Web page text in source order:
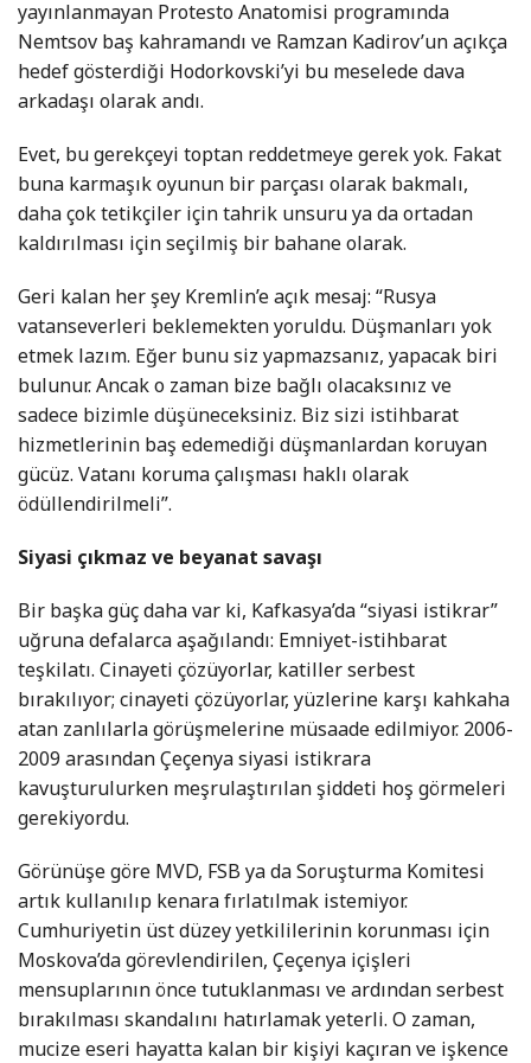
yayınlanmayan Protesto Anatomisi programında
Nemtsov baş kahramandı ve Ramzan Kadirov’un açıkça
hedef gösterdiği Hodorkovski’yi bu meselede dava
arkadaşı olarak andı.
Evet, bu gerekçeyi toptan reddetmeye gerek yok. Fakat
buna karmaşık oyunun bir parçası olarak bakmalı,
daha çok tetikçiler için tahrik unsuru ya da ortadan
kaldırılması için seçilmiş bir bahane olarak.
Geri kalan her şey Kremlin’e açık mesaj: “Rusya
vatanseverleri beklemekten yoruldu. Düşmanları yok
etmek lazım. Eğer bunu siz yapmazsanız, yapacak biri
bulunur. Ancak o zaman bize bağlı olacaksınız ve
sadece bizimle düşüneceksiniz. Biz sizi istihbarat
hizmetlerinin baş edemediği düşmanlardan koruyan
gücüz. Vatanı koruma çalışması haklı olarak
ödüllendirilmeli”.
Siyasi çıkmaz ve beyanat savaşı
Bir başka güç daha var ki, Kafkasya’da “siyasi istikrar”
uğruna defalarca aşağılandı: Emniyet-istihbarat
teşkilatı. Cinayeti çözüyorlar, katiller serbest
bırakılıyor; cinayeti çözüyorlar, yüzlerine karşı kahkaha
atan zanlılarla görüşmelerine müsaade edilmiyor. 2006-
2009 arasından Çeçenya siyasi istikrara
kavuşturulurken meşrulaştırılan şiddeti hoş görmeleri
gerekiyordu.
Görünüşe göre MVD, FSB ya da Soruşturma Komitesi
artık kullanılıp kenara fırlatılmak istemiyor.
Cumhuriyetin üst düzey yetkililerinin korunması için
Moskova’da görevlendirilen, Çeçenya içişleri
mensuplarının önce tutuklanması ve ardından serbest
bırakılması skandalını hatırlamak yeterli. O zaman,
mucize eseri hayatta kalan bir kişiyi kaçıran ve işkence